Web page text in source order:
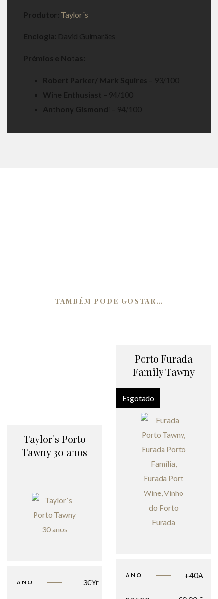
Produtor: Taylor´s
Enologia: David Guimarães
Prémios e Notas:
Robert Parker/ Mark Squires – 93/100
Wine Enthusiast – 94/100
Anthony Gismondi – 94/100
TAMBÉM PODE GOSTAR…
Taylor´s Porto
Tawny 30 anos
ANO 30Yr
Porto Furada
Family Tawny
Esgotado
ANO +40A